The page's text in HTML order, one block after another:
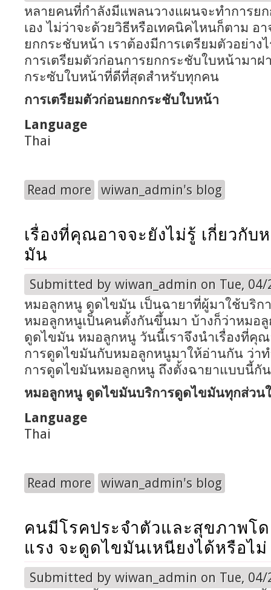
หลายคนที่กำลังมีแพลนวางแผนจะทำการย
เอง ไม่ว่าจะด้วยวิธีหรือเทคนิคไหนก็ตาม อ
ยกกระชับหน้า เราต้องมีการเตรียมตัวอย่าง
การเตรียมตัวก่อนการยกกระชับใบหน้ามาฝ
กระซับใบหน้าที่ดีที่สุดสำหรับทุกคน
การเตรียมตัวก่อนยกกระชับใบหน้า
Language
Thai
Read more about เตรียมตัวให้พร้อมด้วย เทคนิคเตรียมตัวก่
wiwan_admin's blog
เรื่องที่คุณอาจจะยังไม่รู้ เกี่ยวกั
มัน
Submitted by wiwan_admin on Tue,
หมอลูกหนู ดูดไขมัน เป็นฉายาที่ผู้มาใช้บริ
หมอลูกหนูเป็นคนตั้งกันขึ้นมา บ้างก็ว่าหมอ
ดูดไขมัน หมอลูกหนู วันนี้เราจึงนำเรื่องที่คุณ
การดูดไขมันกับหมอลูกหนูมาให้อ่านกัน ว่า
การดูดไขมันหมอลูกหนู ถึงตั้งฉายาแบบนี้กัน
หมอลูกหนู ดูดไขมันบริการดูดไขมันทุกส่วน
Language
Thai
Read more about เรื่องที่คุณอาจจะยังไม่รู้ เกี่ยวกับหมอลูกห
wiwan_admin's blog
คนมีโรคประจำตัวและสุขภาพโ
แรง จะดูดไขมันเหนียงได้หรือไม่
Submitted by wiwan_admin on Tue,